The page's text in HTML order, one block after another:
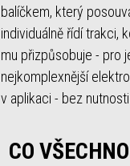
balíčkem, který
individuálně řídí trakci,
mu přizpůsobuje - pro
nejkomplexnější
v aplikaci - bez
CO